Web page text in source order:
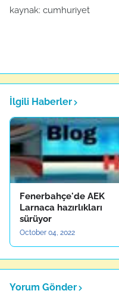
kaynak: cumhuriyet
İlgili Haberler
Fenerbahçe'de AEK
Larnaca hazırlıkları
sürüyor
October 04, 2022
Yorum Gönder